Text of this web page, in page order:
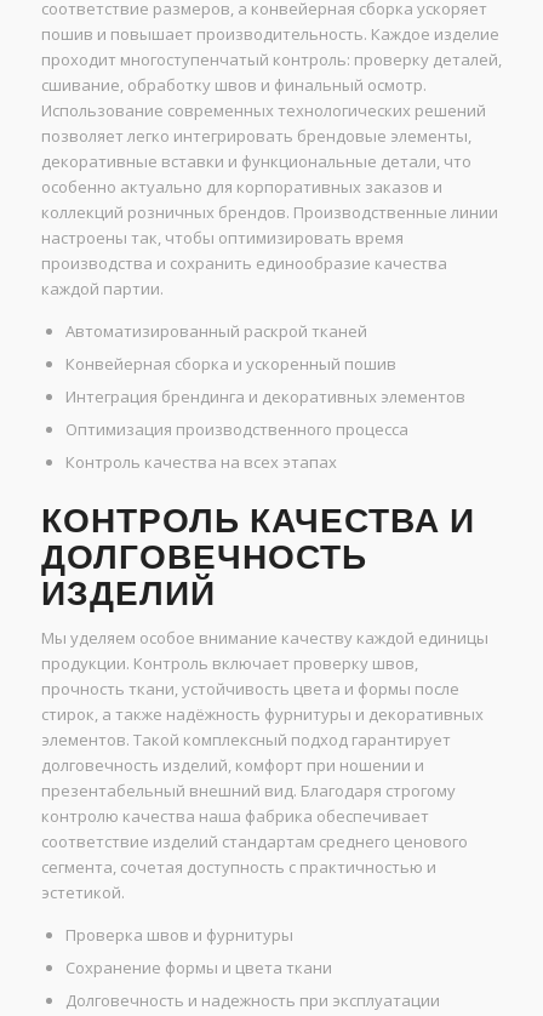
соответствие размеров, а конвейерная сборка ускоряет
пошив и повышает производительность. Каждое изделие
проходит многоступенчатый контроль: проверку деталей,
сшивание, обработку швов и финальный осмотр.
Использование современных технологических решений
позволяет легко интегрировать брендовые элементы,
декоративные вставки и функциональные детали, что
особенно актуально для корпоративных заказов и
коллекций розничных брендов. Производственные линии
настроены так, чтобы оптимизировать время
производства и сохранить единообразие качества
каждой партии.
Автоматизированный раскрой тканей
Конвейерная сборка и ускоренный пошив
Интеграция брендинга и декоративных элементов
Оптимизация производственного процесса
Контроль качества на всех этапах
КОНТРОЛЬ КАЧЕСТВА И
ДОЛГОВЕЧНОСТЬ
ИЗДЕЛИЙ
Мы уделяем особое внимание качеству каждой единицы
продукции. Контроль включает проверку швов,
прочность ткани, устойчивость цвета и формы после
стирок, а также надёжность фурнитуры и декоративных
элементов. Такой комплексный подход гарантирует
долговечность изделий, комфорт при ношении и
презентабельный внешний вид. Благодаря строгому
контролю качества наша фабрика обеспечивает
соответствие изделий стандартам среднего ценового
сегмента, сочетая доступность с практичностью и
эстетикой.
Проверка швов и фурнитуры
Сохранение формы и цвета ткани
Долговечность и надежность при эксплуатации